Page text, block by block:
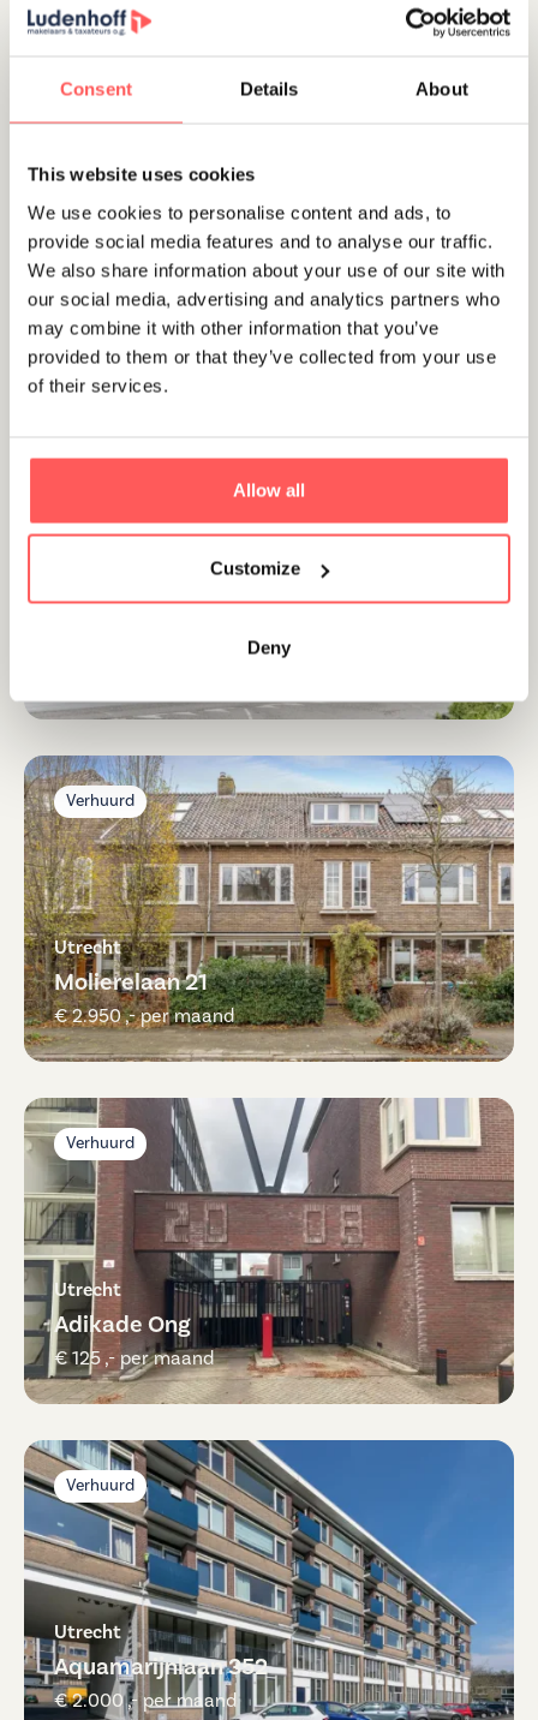
Consent Details About
This website uses cookies
We use cookies to personalise content and ads, to
provide social media features and to analyse our traffic.
We also share information about your use of our site with
our social media, advertising and analytics partners who
may combine it with other information that you’ve
provided to them or that they’ve collected from your use
of their services.
Allow all
Customize
Deny
Verhuurd
Utrecht
Vondellaan 53 B
€ 1.500 ,- per maand
Verhuurd
Utrecht
Verhuurd
Utrecht
Molierelaan 21
€ 2.950 ,- per maand
Verhuurd
Utrecht
Adikade Ong
€ 125 ,- per maand
Verhuurd
Utrecht
Aquamarijnlaan 352
€ 2.000 ,- per maand